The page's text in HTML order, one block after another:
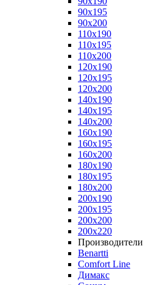
90x195
90x200
110x190
110x195
110x200
120x190
120x195
120x200
140x190
140x195
140x200
160x190
160x195
160x200
180x190
180x195
180x200
200x190
200x195
200x200
200x220
Производители
Benartti
Comfort Line
Димакс